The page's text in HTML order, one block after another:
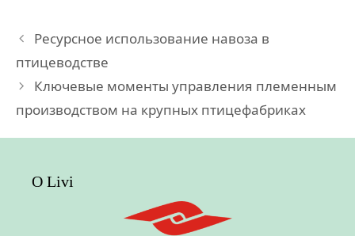
Ресурсное использование навоза в
птицеводстве
Ключевые моменты управления племенным
производством на крупных птицефабриках
О Livi